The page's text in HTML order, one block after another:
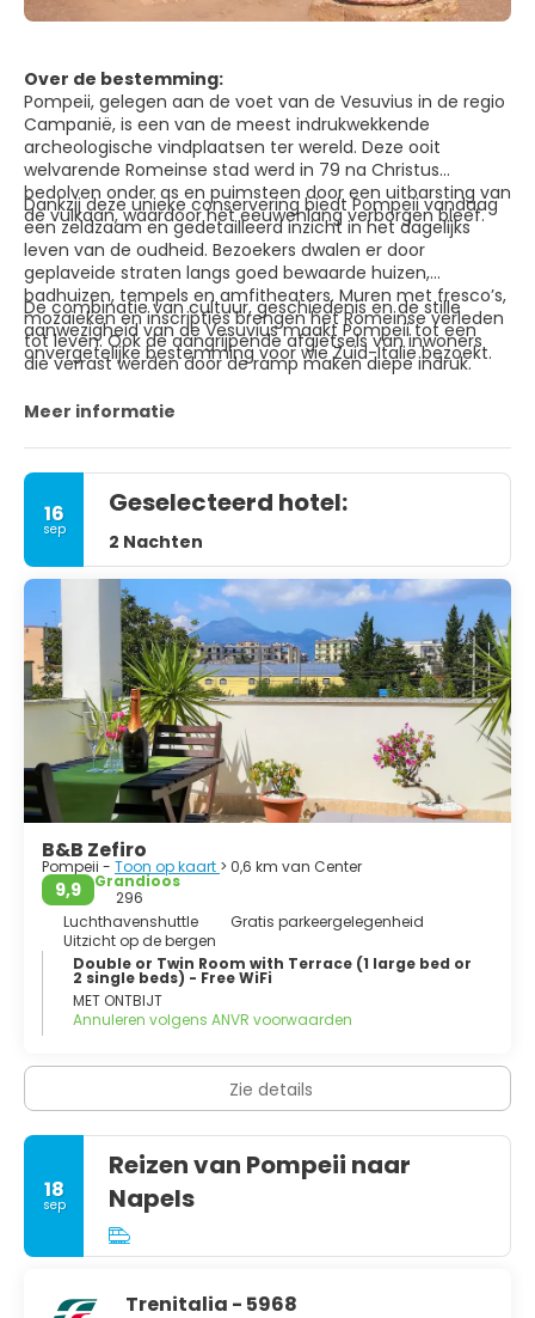
Over de bestemming:
Pompeii, gelegen aan de voet van de Vesuvius in de regio
Campanië, is een van de meest indrukwekkende
archeologische vindplaatsen ter wereld. Deze ooit
welvarende Romeinse stad werd in 79 na Christus
bedolven onder as en puimsteen door een uitbarsting van
de vulkaan, waardoor het eeuwenlang verborgen bleef.
Dankzij deze unieke conservering biedt Pompeii vandaag
een zeldzaam en gedetailleerd inzicht in het dagelijks
leven van de oudheid. Bezoekers dwalen er door
geplaveide straten langs goed bewaarde huizen,
badhuizen, tempels en amfitheaters. Muren met fresco’s,
mozaïeken en inscripties brengen het Romeinse verleden
tot leven. Ook de aangrijpende afgietsels van inwoners
die verrast werden door de ramp maken diepe indruk.
De combinatie van cultuur, geschiedenis en de stille
aanwezigheid van de Vesuvius maakt Pompeii tot een
onvergetelijke bestemming voor wie Zuid-Italië bezoekt.
Meer informatie
16
sep
Geselecteerd hotel:
2 Nachten
B&B Zefiro
Pompeii - Toon op kaart > 0,6 km van Center
9,9
Grandioos
296
Luchthavenshuttle
Gratis parkeergelegenheid
Uitzicht op de bergen
Double or Twin Room with Terrace (1 large bed or
2 single beds) - Free WiFi
MET ONTBIJT
Annuleren volgens ANVR voorwaarden
Zie details
18
sep
Reizen van Pompeii naar
Napels
Trenitalia - 5968